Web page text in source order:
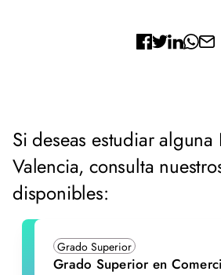
Si deseas estudiar alguna
Valencia, consulta
disponibles:
Grado Superior
Grado Superior en